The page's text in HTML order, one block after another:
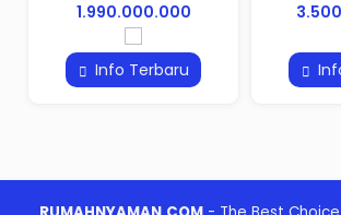
1.990.000.000
Info Terbaru Info